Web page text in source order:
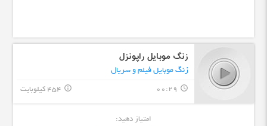
زنگ موبایل راپونزل
زنگ موبایل فیلم و سریال
query_builder
00:29 454 کیلوبایت info_outline
امتیاز دهید: